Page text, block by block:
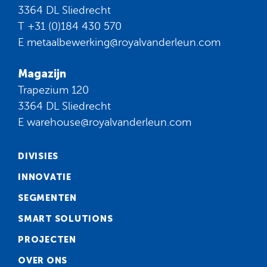
3364 DL Sliedrecht
T +31 (0)184 430 570
E metaalbewerking@royalvanderleun.com
Magazijn
Trapezium 120
3364 DL Sliedrecht
E warehouse@royalvanderleun.com
DIVISIES
INNOVATIE
SEGMENTEN
SMART SOLUTIONS
PROJECTEN
OVER ONS